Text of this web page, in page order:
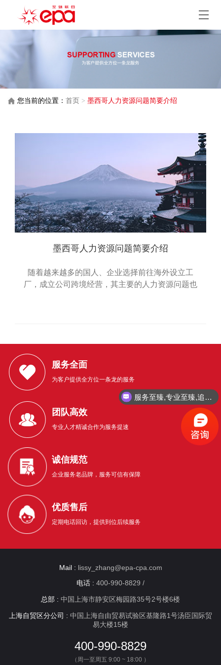
您当前的位置： 首页 > 墨西哥人力资源问题简要介绍
墨西哥人力资源问题简要介绍
随着越来越多的国人、企业选择前往海外设立工
厂，成立公司跨境经营，其主要的人力资源问题也
服务全面
为客户提供全方位一条龙的服务
团队高效
专业人才精诚合作为服务提速
诚信规范
企业服务老品牌，服务可信有保障
优质售后
定期电话回访，提供到位后续服务
Mail : lissy_zhang@epa-cpa.com
电话 : 400-990-8829 /
总部 : 中国上海市静安区梅园路35号2号楼6楼
上海自贸区分公司 : 中国上海自由贸易试验区基隆路1号汤臣国际贸
易大楼15楼
400-990-8829
（周一至周五 9:00 ~ 18:00 ）